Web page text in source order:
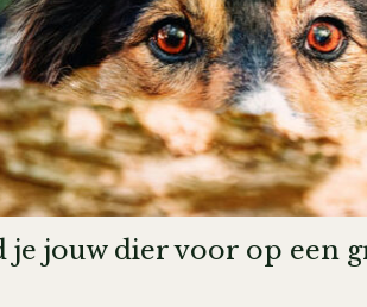
je jouw dier voor op een